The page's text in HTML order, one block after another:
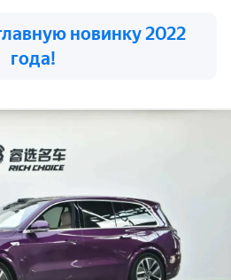
новинку 2022
года!